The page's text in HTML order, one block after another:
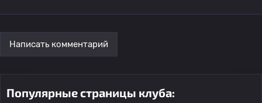
Написать комментарий
Популярные страницы клуба: